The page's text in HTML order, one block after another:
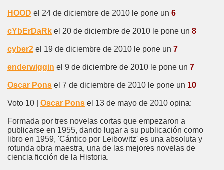
HOOD el 24 de diciembre de 2010 le pone un 6
cYbErDaRk el 20 de diciembre de 2010 le pone un 8
cyber2 el 19 de diciembre de 2010 le pone un 7
enderwiggin el 9 de diciembre de 2010 le pone un 7
Oscar Pons el 7 de diciembre de 2010 le pone un 10
Voto 10 | Oscar Pons el 13 de mayo de 2010 opina:
Formada por tres novelas cortas que empezaron a
publicarse en 1955, dando lugar a su publicación como
libro en 1959, 'Cántico por Leibowitz' es una absoluta y
rotunda obra maestra, una de las mejores novelas de
ciencia ficción de la Historia.